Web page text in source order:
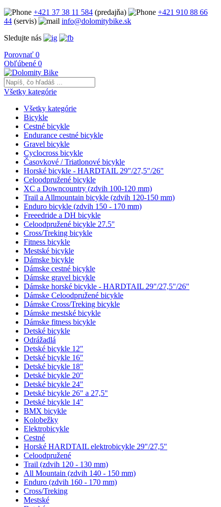
+421 37 38 11 584 (predajňa)
+421 910 88 66
44 (servis)
info@dolomitybike.sk
Sledujte nás
Porovnať 0
Obľúbené 0
Všetky kategórie
Všetky kategórie
Bicykle
Cestné bicykle
Endurance cestné bicykle
Gravel bicykle
Cyclocross bicykle
Časovkové / Triatlonové bicykle
Horské bicykle - HARDTAIL 29"/27,5"/26"
Celoodpružené bicykle
XC a Downcountry (zdvih 100-120 mm)
Trail a Allmountain bicykle (zdvih 120-150 mm)
Enduro bicykle (zdvih 150 - 170 mm)
Freeedride a DH bicykle
Celoodpružené bicykle 27.5"
Cross/Treking bicykle
Fitness bicykle
Mestské bicykle
Dámske bicykle
Dámske cestné bicykle
Dámske gravel bicykle
Dámske horské bicykle - HARDTAIL 29"/27,5"/26"
Dámske Celoodpružené bicykle
Dámske Cross/Treking bicykle
Dámske mestské bicykle
Dámske fitness bicykle
Detské bicykle
Odrážadlá
Detské bicykle 12"
Detské bicykle 16"
Detské bicykle 18"
Detské bicykle 20"
Detské bicykle 24"
Detské bicykle 26" a 27,5"
Detské bicykle 14"
BMX bicykle
Kolobežky
Elektrobicykle
Cestné
Horské HARDTAIL elektrobicykle 29"/27,5"
Celoodpružené
Trail (zdvih 120 - 130 mm)
All Mountain (zdvih 140 - 150 mm)
Enduro (zdvih 160 - 170 mm)
Cross/Treking
Mestské